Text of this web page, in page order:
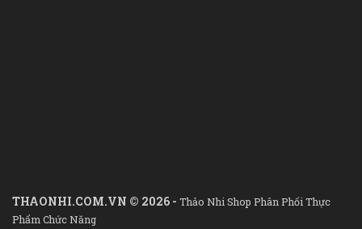
THAONHI.COM.VN © 2026 - Thảo Nhi Shop Phân Phối Thực
Phẩm Chức Năng